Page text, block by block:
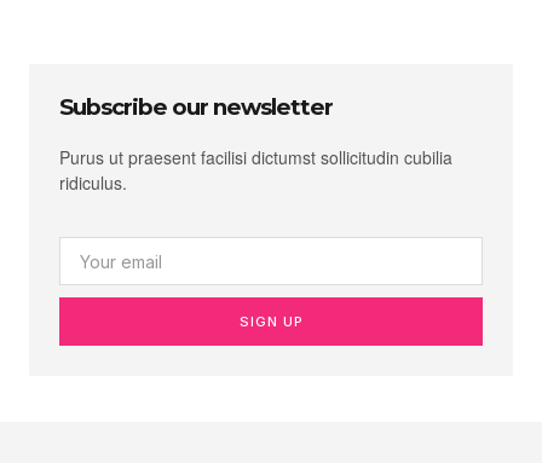
Subscribe our newsletter
Purus ut praesent facilisi dictumst sollicitudin cubilia
ridiculus.
SIGN UP